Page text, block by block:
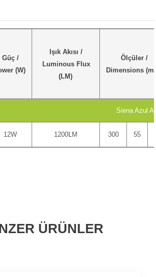
Güç /
(W)
Işık Akısı /
Luminous Flux
(LM)
Ölçüler /
Dimensions
Siena Azul
12W 1200LM 300 55
ÜRÜNLER